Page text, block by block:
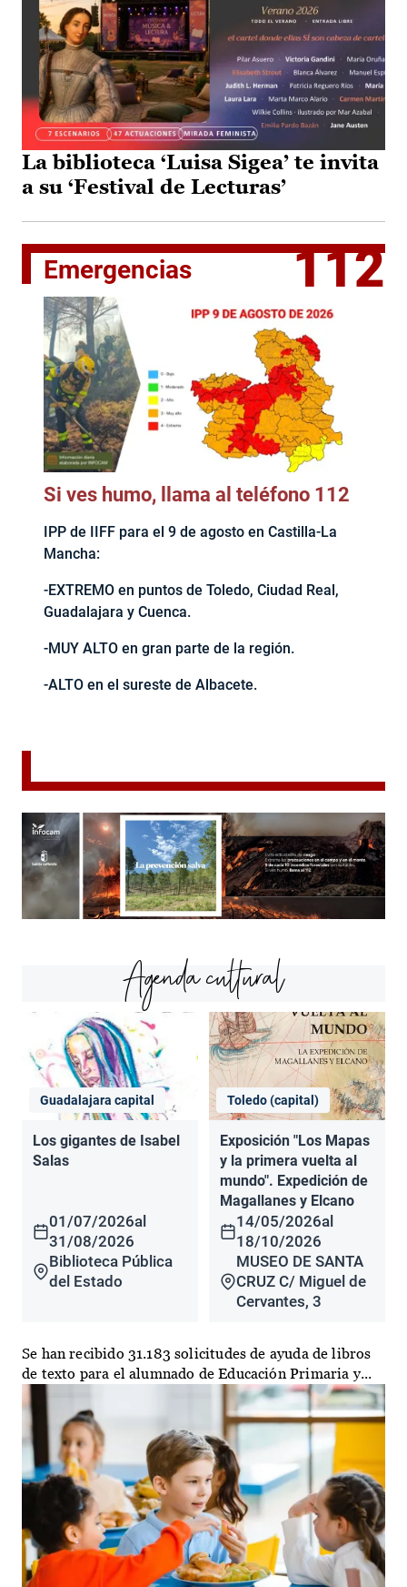
La biblioteca ‘Luisa Sigea’ te invita
a su ‘Festival de Lecturas’
Emergencias 112
Si ves humo, llama al teléfono 112
IPP de IIFF para el 9 de agosto en Castilla-La
Mancha:
-EXTREMO en puntos de Toledo, Ciudad Real,
Guadalajara y Cuenca.
-MUY ALTO en gran parte de la región.
-ALTO en el sureste de Albacete.
Agenda cultural
Guadalajara capital
Los gigantes de Isabel
Salas
01/07/2026al
31/08/2026
Biblioteca Pública
del Estado
Toledo (capital)
Exposición "Los Mapas
y la primera vuelta al
mundo". Expedición de
Magallanes y Elcano
14/05/2026al
18/10/2026
MUSEO DE SANTA
CRUZ C/ Miguel de
Cervantes, 3
Se han recibido 31.183 solicitudes de ayuda de libros
de texto para el alumnado de Educación Primaria y...